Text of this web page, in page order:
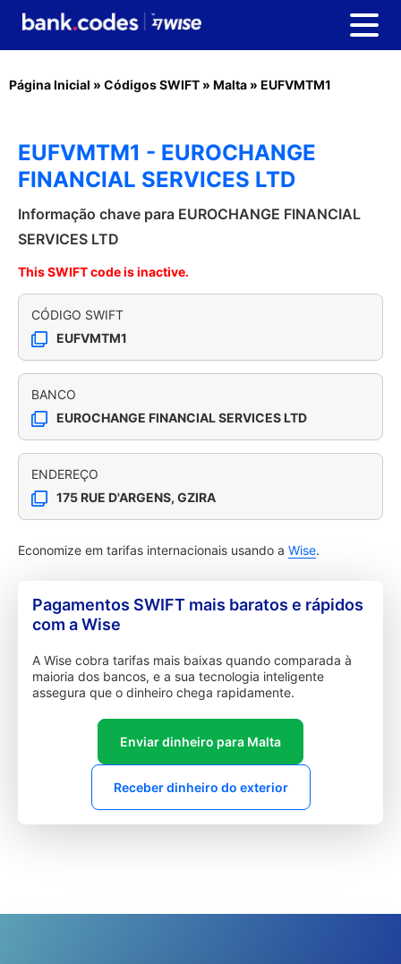
Página Inicial » Códigos SWIFT » Malta » EUFVMTM1
EUFVMTM1 - EUROCHANGE
FINANCIAL SERVICES LTD
Informação chave para EUROCHANGE FINANCIAL
SERVICES LTD
This SWIFT code is inactive.
CÓDIGO SWIFT
EUFVMTM1
BANCO
EUROCHANGE FINANCIAL SERVICES LTD
ENDEREÇO
175 RUE D'ARGENS, GZIRA
Economize em tarifas internacionais usando a Wise.
Pagamentos SWIFT mais baratos e rápidos
com a Wise
A Wise cobra tarifas mais baixas quando comparada à
maioria dos bancos, e a sua tecnologia inteligente
assegura que o dinheiro chega rapidamente.
Enviar dinheiro para Malta
Receber dinheiro do exterior